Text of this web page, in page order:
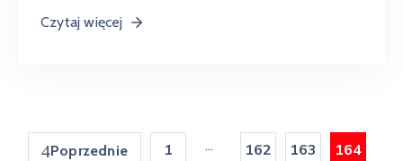
Czytaj więcej
Poprzednie 1 ... 162 163 164